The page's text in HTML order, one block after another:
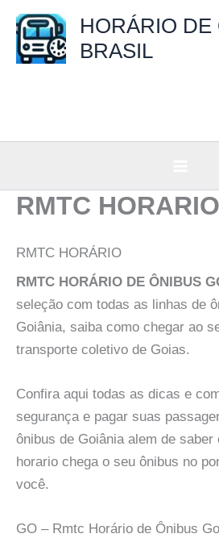
para
HORÁRIO DE
BRASIL
RMTC
RMTC HORÁRIO
RMTC HORÁRIO DE ÔNIBUS
seleção com todas as linhas de
Goiânia, saiba como chegar ao
transporte coletivo de Goias.
Confira aqui todas as dicas e
segurança e pagar suas
ônibus de Goiânia alem de saber
horario chega o seu ônibus no
você.
GO – Rmtc Horário de Ônibus